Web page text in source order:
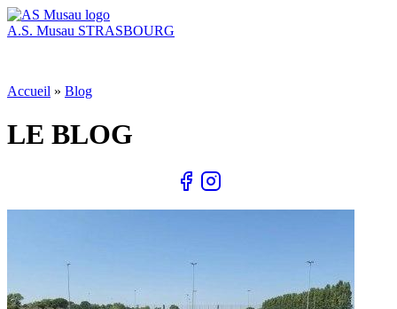
A.S. Musau STRASBOURG
Accueil » Blog
LE BLOG